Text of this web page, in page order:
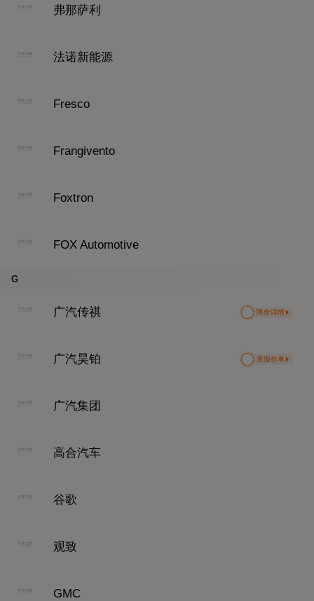
弗那萨利
法诺新能源
Fresco
Frangivento
Foxtron
FOX Automotive
G
广汽传祺 降价详情
广汽昊铂 查报价单
广汽集团
高合汽车
谷歌
观致
GMC